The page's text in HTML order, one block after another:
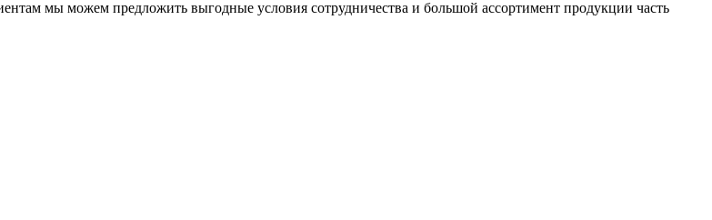
мы можем предложить выгодные условия сотрудничества и большой ассортимент продукции часть